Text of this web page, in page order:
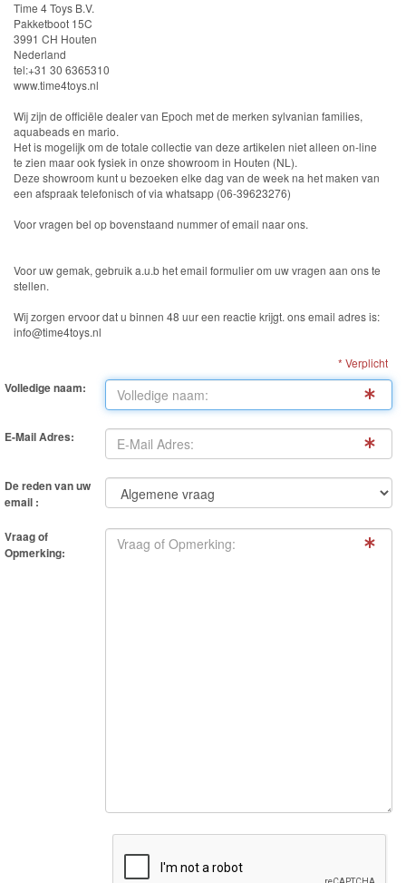
Schleich
Enchantimals
Shimmer
&
Shine
Dutch
PJ
Super
Patrol
Sam
Time 4 Toys B.V.
Pakketboot 15C
3991 CH Houten
Nederland
tel:+31 30 6365310
www.time4toys.nl
Wij zijn de officiële dealer van Epoch met de merken sylvanian families,
aquabeads en mario.
Het is mogelijk om de totale collectie van deze artikelen niet alleen on-line
te zien maar ook fysiek in onze showroom in Houten (NL).
Deze showroom kunt u bezoeken elke dag van de week na het maken van
een afspraak telefonisch of via whatsapp (06-39623276)
Voor vragen bel op bovenstaand nummer of email naar ons.
Voor uw gemak, gebruik a.u.b het email formulier om uw vragen aan ons te
stellen.
Wij zorgen ervoor dat u binnen 48 uur een reactie krijgt. ons email adres is:
info@time4toys.nl
* Verplicht
Volledige naam:
E-Mail Adres:
De reden van uw
email :
Vraag of
Opmerking: